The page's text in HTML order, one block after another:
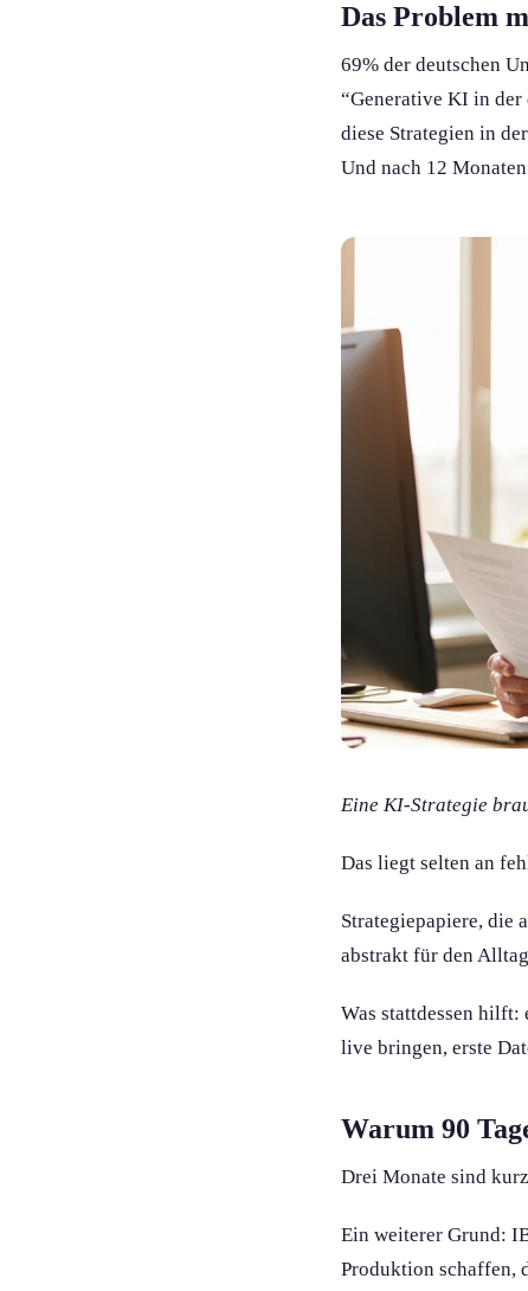
Das Problem
69% der deutschen
“Generative KI in
diese Strategien in
Und nach 12
Eine KI-Strategie
Das liegt selten an
Strategiepapiere, die
abstrakt für den
Was stattdessen hilft:
live bringen, erste
Warum 90
Drei Monate sind
Ein weiterer Grund:
Produktion schaffen,